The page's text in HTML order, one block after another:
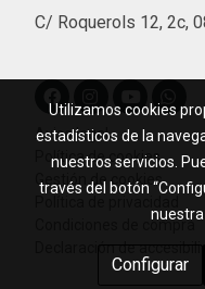
C/ Roquerols 12, 2c,
Aviso legal
Política de cookies
Gestión de cookies
Condiciones de compra
Utilizamos cookies
estadísticos de la
nuestros servicios.
través del botón
nuestra
Configurar